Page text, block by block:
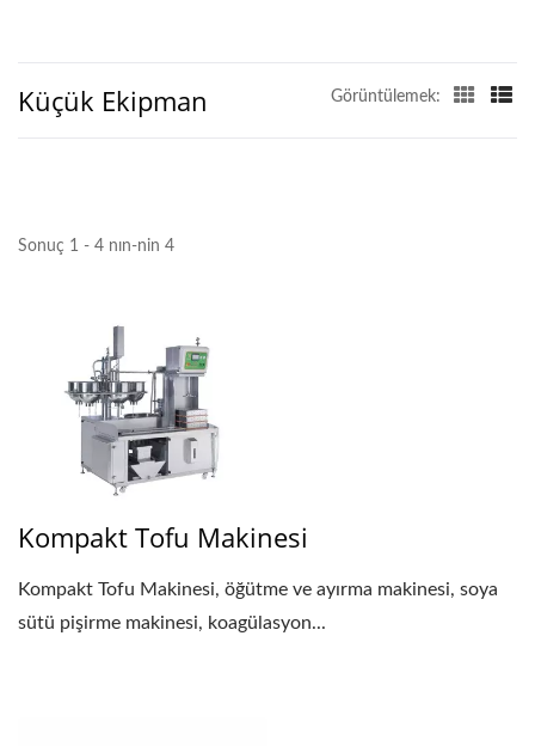
YÖNTEMI, TOFU IŞLEME
ŞEMASI, TOFU ÜRETIM
SÜRECI, GIDA
MAKINESIGIDA
GÜVENLIĞINDE
ÖNCELIK TAŞIYAN
OTOMATIK TOFU VE
SOYA SÜTÜ ÜRETIM
MAKINELERI LIDERI.
Küçük Ekipman Görüntülemek:
Sonuç 1 - 4 nın-nin 4
Kompakt Tofu Makinesi
Kompakt Tofu Makinesi, öğütme ve ayırma makinesi, soya
sütü pişirme makinesi, koagülasyon...